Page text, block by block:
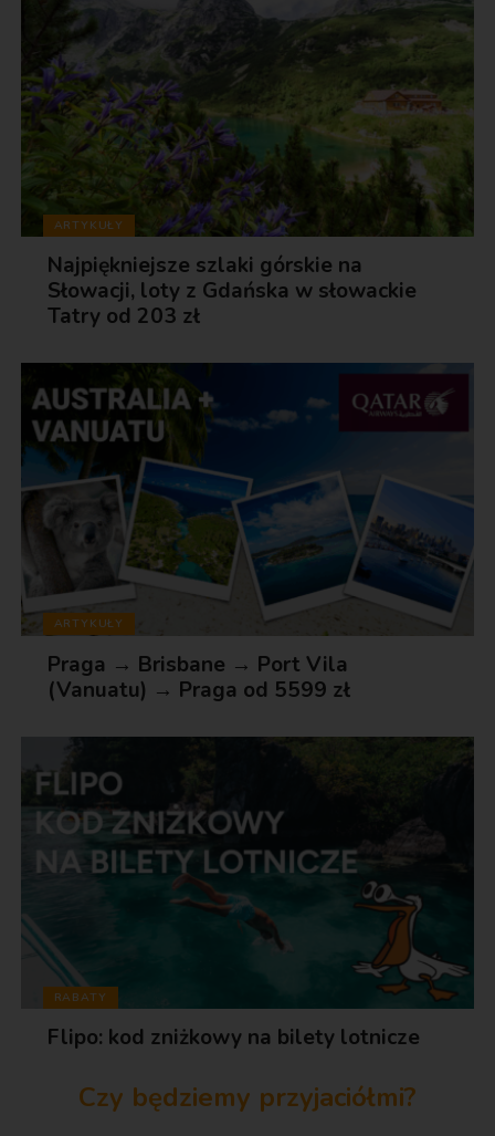
ARTYKUŁY
Najpiękniejsze szlaki górskie na
Słowacji, loty z Gdańska w słowackie
Tatry od 203 zł
ARTYKUŁY
Praga → Brisbane → Port Vila
(Vanuatu) → Praga od 5599 zł
RABATY
Flipo: kod zniżkowy na bilety lotnicze
Czy będziemy przyjaciółmi?